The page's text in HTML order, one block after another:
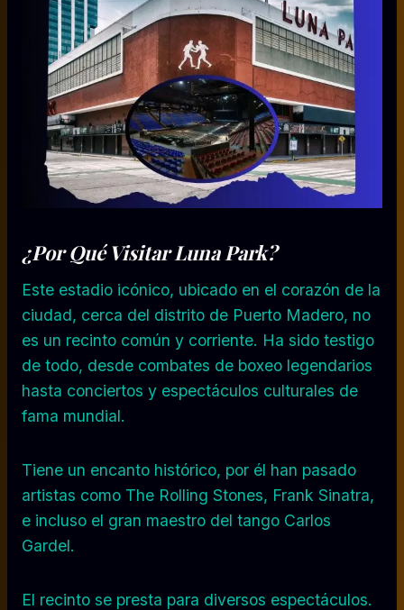
¿Por Qué Visitar Luna Park?
Este estadio icónico, ubicado en el corazón de la
ciudad, cerca del distrito de Puerto Madero, no
es un recinto común y corriente. Ha sido testigo
de todo, desde combates de boxeo legendarios
hasta conciertos y espectáculos culturales de
fama mundial.
Tiene un encanto histórico, por él han pasado
artistas como The Rolling Stones, Frank Sinatra,
e incluso el gran maestro del tango Carlos
Gardel.
El recinto se presta para diversos espectáculos.